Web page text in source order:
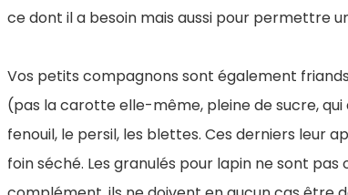
ce dont il a besoin mais aussi pour permettre
Vos petits compagnons sont également
(pas la carotte elle-même, pleine de sucre,
fenouil, le persil, les blettes. Ces derniers leur
foin séché. Les granulés pour lapin ne sont